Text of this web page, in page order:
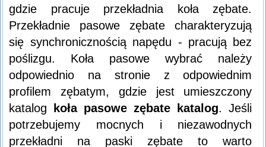
gdzie pracuje przekładnia koła zębate.
Przekładnie pasowe zębate charakteryzują
się synchronicznością napędu - pracują bez
poślizgu. Koła pasowe wybrać należy
odpowiednio na stronie z odpowiednim
profilem zębatym, gdzie jest umieszczony
katalog
koła pasowe zębate katalog. Jeśli
potrzebujemy mocnych i niezawodnych
przekładni na paski zębate to warto